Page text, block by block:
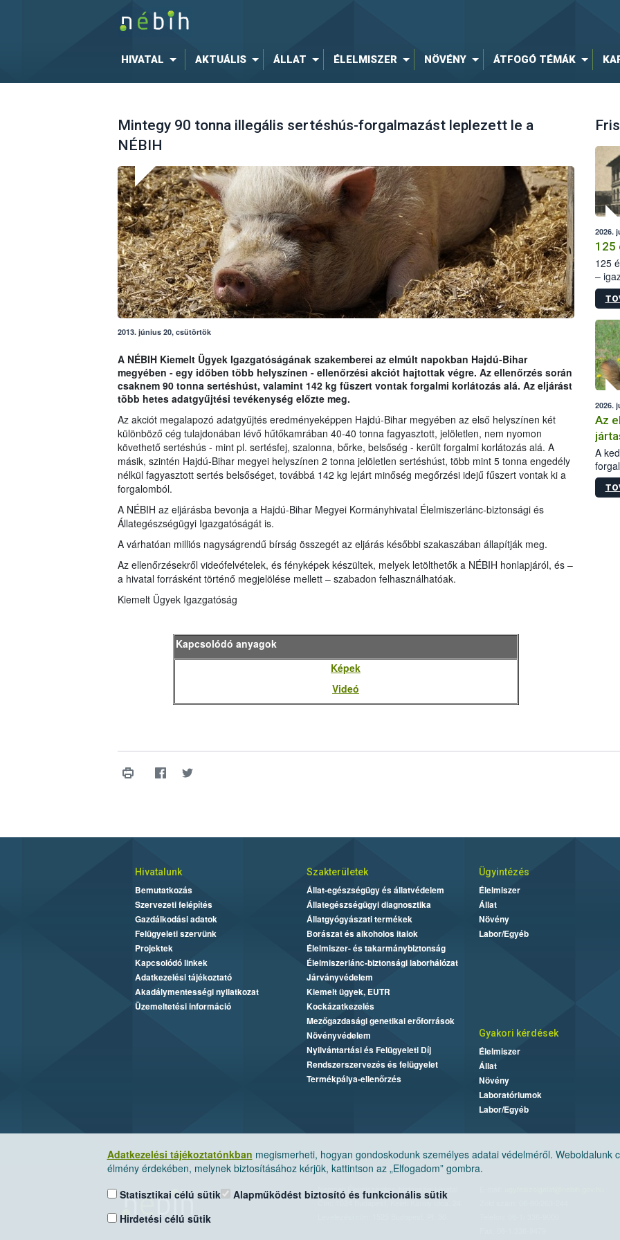
HIVATAL AKTUÁLIS ÁLLAT ÉLELMISZER NÖVÉNY ÁTFOGÓ TÉMÁK
Mintegy 90 tonna illegális sertéshús-forgalmazást leplezett le a
NÉBIH
2013. június 20, csütörtök
A NÉBIH Kiemelt Ügyek Igazgatóságának szakemberei az elmúlt napokban Hajdú-Bihar
megyében - egy időben több helyszínen - ellenőrzési akciót hajtottak végre. Az ellenőrzés során
csaknem 90 tonna sertéshúst, valamint 142 kg fűszert vontak forgalmi korlátozás alá. Az eljárást
több hetes adatgyűjtési tevékenység előzte meg.
Az akciót megalapozó adatgyűjtés eredményeképpen Hajdú-Bihar megyében az első helyszínen két
különböző cég tulajdonában lévő hűtőkamrában 40-40 tonna fagyasztott, jelöletlen, nem nyomon
követhető sertéshús - mint pl. sertésfej, szalonna, bőrke, belsőség - került forgalmi korlátozás alá. A
másik, szintén Hajdú-Bihar megyei helyszínen 2 tonna jelöletlen sertéshúst, több mint 5 tonna engedély
nélkül fagyasztott sertés belsőséget, továbbá 142 kg lejárt minőség megőrzési idejű fűszert vontak ki a
forgalomból.
A NÉBIH az eljárásba bevonja a Hajdú-Bihar Megyei Kormányhivatal Élelmiszerlánc-biztonsági és
Állategészségügyi Igazgatóságát is.
A várhatóan milliós nagyságrendű bírság összegét az eljárás későbbi szakaszában állapítják meg.
Az ellenőrzésekről videófelvételek, és fényképek készültek, melyek letölthetők a NÉBIH honlapjáról, és –
a hivatal forrásként történő megjelölése mellett – szabadon felhasználhatóak.
Kiemelt Ügyek Igazgatóság
Kapcsolódó anyagok
Képek
Videó
2026.
125
125
–
15.
2026.
Az
A
Adatkezelési tájékoztatónkban megismerheti, hogyan gondoskodunk személyes adatai védelméről. Weboldalunk
élmény érdekében, melynek biztosításához kérjük, kattintson az „Elfogadom” gombra.
Statisztikai célú sütik
Hirdetési célú sütik
Alapműködést biztosító és funkcionális sütik
Hivatalunk
Bemutatkozás
Szervezeti felépítés
Gazdálkodási adatok
Felügyeleti szervünk
Projektek
Kapcsolódó linkek
Adatkezelési tájékoztató
Akadálymentességi nyilatkozat
Üzemeltetési információ
Szakterületek
Állat-egészségügy és állatvédelem
Állategészségügyi diagnosztika
Állatgyógyászati termékek
Borászat és alkoholos italok
Élelmiszer- és takarmánybiztonság
Élelmiszerlánc-biztonsági laborhálózat
Járványvédelem
Kiemelt ügyek, EUTR
Kockázatkezelés
Mezőgazdasági genetikai erőforrások
Növényvédelem
Nyilvántartási és Felügyeleti Díj
Rendszerszervezés és felügyelet
Termékpálya-ellenőrzés
Ügyintézés
Élelmiszer
Állat
Növény
Labor/Egyéb
Gyakori kérdések
Élelmiszer
Állat
Növény
Laboratóriumok
Labor/Egyéb
Nemzeti Élelmiszerlánc-biztonsági Hivatal